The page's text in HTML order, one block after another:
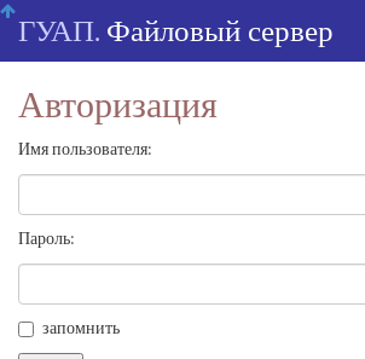
Skip
navigation
ГУАП. Файловый сервер
Авторизация
Имя пользователя:
Пароль:
запомнить